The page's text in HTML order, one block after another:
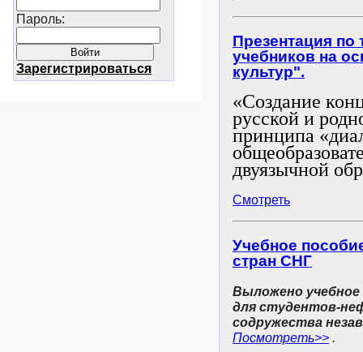
Презентация по
учебников на
культур".
«Создание
русской и
принципа
двуязычной
Смотреть
Учебное
стран СНГ
Выложено учебное
для студентов-
содружества
Посмотреть>> .
Пароль:
Зарегистрироваться